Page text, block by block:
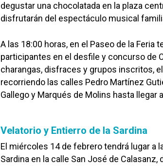
degustar una chocolatada en la plaza
disfrutarán del espectáculo musical
A las 18:00 horas, en el Paseo de la Feria
participantes en el desfile y concurso de
charangas, disfraces y grupos inscritos,
recorriendo las calles Pedro Martínez
Gallego y Marqués de Molins hasta llegar
Velatorio y Entierro de la Sardina
El miércoles 14 de febrero tendrá lugar a
Sardina en la calle San José de